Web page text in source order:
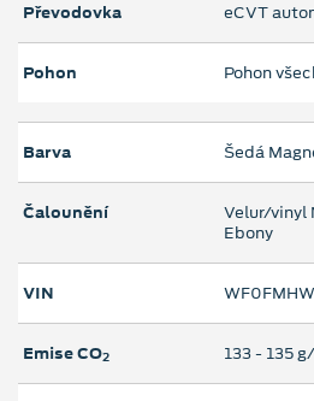
Převodovka eCVT
Pohon Pohon
Barva Šedá
Čalounění
Velur/vinyl
Ebony
VIN
Emise CO2 133 ‐ 135